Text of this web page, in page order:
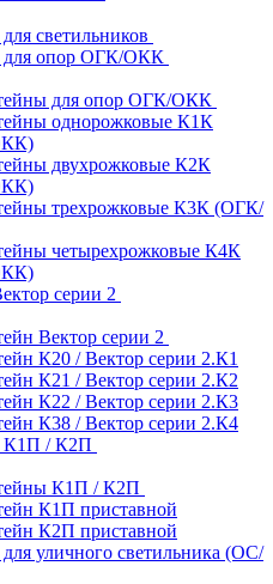
светильников
опор ОГК/ОКК
для опор ОГК/ОКК
однорожковые К1К
двухрожковые К2К
трехрожковые К3К (ОГК/
четырехрожковые К4К
серии 2
Вектор серии 2
К20 / Вектор серии 2.К1
К21 / Вектор серии 2.К2
К22 / Вектор серии 2.К3
К38 / Вектор серии 2.К4
К1П / К2П
К1П / К2П
К1П приставной
К2П приставной
уличного светильника (ОС/